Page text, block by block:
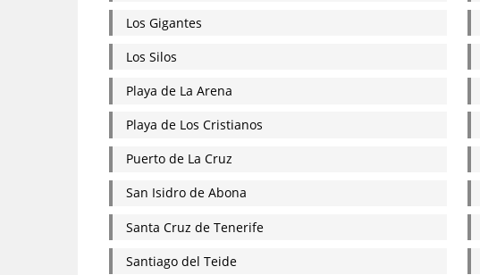
Los Gigantes
Los Silos
Playa de La Arena
Playa de Los Cristianos
Puerto de La Cruz
San Isidro de Abona
Santa Cruz de Tenerife
Santiago del Teide